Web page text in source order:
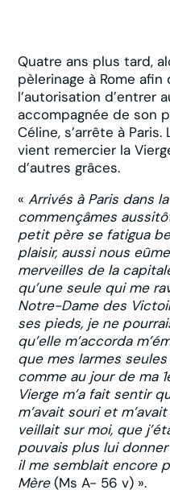
Quatre ans plus tard,
pèlerinage à Rome
l’autorisation d’entrer
accompagnée de son
Céline, s’arrête à
vient remercier la
d’autres grâces.
«Arrivés à Paris dans
commençâmes
petit père se fatigua
plaisir, aussi nous
merveilles de la
qu’une seule qui me
Notre-Dame des
ses pieds, je ne
qu’elle m’accorda
que mes larmes
comme au jour de ma
Vierge m’a fait sentir
m’avait souri et
veillait sur moi, que
pouvais plus lui
il me semblait encore
Mère(Ms A- 56 v) ».